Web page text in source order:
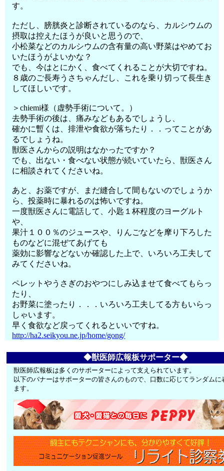
す。
ただし、膀胱炎と診断されているのなら、カルシウムの
摂取は控えたほうが良いと思うので、
小松菜などのカルシウムの含有量の高い野菜はやめてお
いたほうがよいかな？
でも、今はとにかく、食べてくれることが大切ですね。
８歳のご長寿うさちゃんだし、これを乗り切って長生き
してほしいです。
＞chiemi様（虚勢手術について。）
去勢手術の後は、痛みなどもあるでしょうし、
確かに暫くは、排泄や食欲が落ちたり．．ってことがあ
るでしょうね。
獣医さんからの説明はなかったですか？
でも、出ない・食べない状態が続いていたら、獣医さん
に相談されてくださいね。
あと、お薬ですが、まだ縫合して間もないのでしょうか
ら、投薬時に暴れるのは怖いですね。
一度獣医さんに電話して、小匙１杯程度のヨーグルト
や、
果汁１００％のジュースや、りんごなどを摩り下ろした
ものなどに混ぜてあげても
薬効に影響などないか確認した上で、いろいろ工夫して
みてくださいね。
ペレットやうさぎのおやつにしみ込ませて食べてもらっ
たり、
お野菜に塗ったり．．．いろいろ工夫してる方もいらっ
しゃいます。
早く食欲など戻ってくれるといいですね。
http://ha2.seikyou.ne.jp/home/gong/
◆獣医師広報板サポーター◆
獣医師広報板は多くのサポーターによって支えられています。
以下のバナーはサポーターの皆さんのもので、口数に応じてランダムに
ます。